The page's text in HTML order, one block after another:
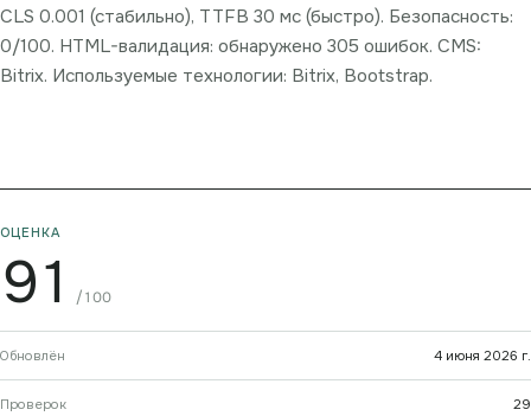
CLS 0.001 (стабильно), TTFB 30 мс (быстро). Безопасность:
0/100. HTML-валидация: обнаружено 305 ошибок. CMS:
Bitrix. Используемые технологии: Bitrix, Bootstrap.
ОЦЕНКА
91 /100
Обновлён 4 июня 2026 г.
Проверок 29